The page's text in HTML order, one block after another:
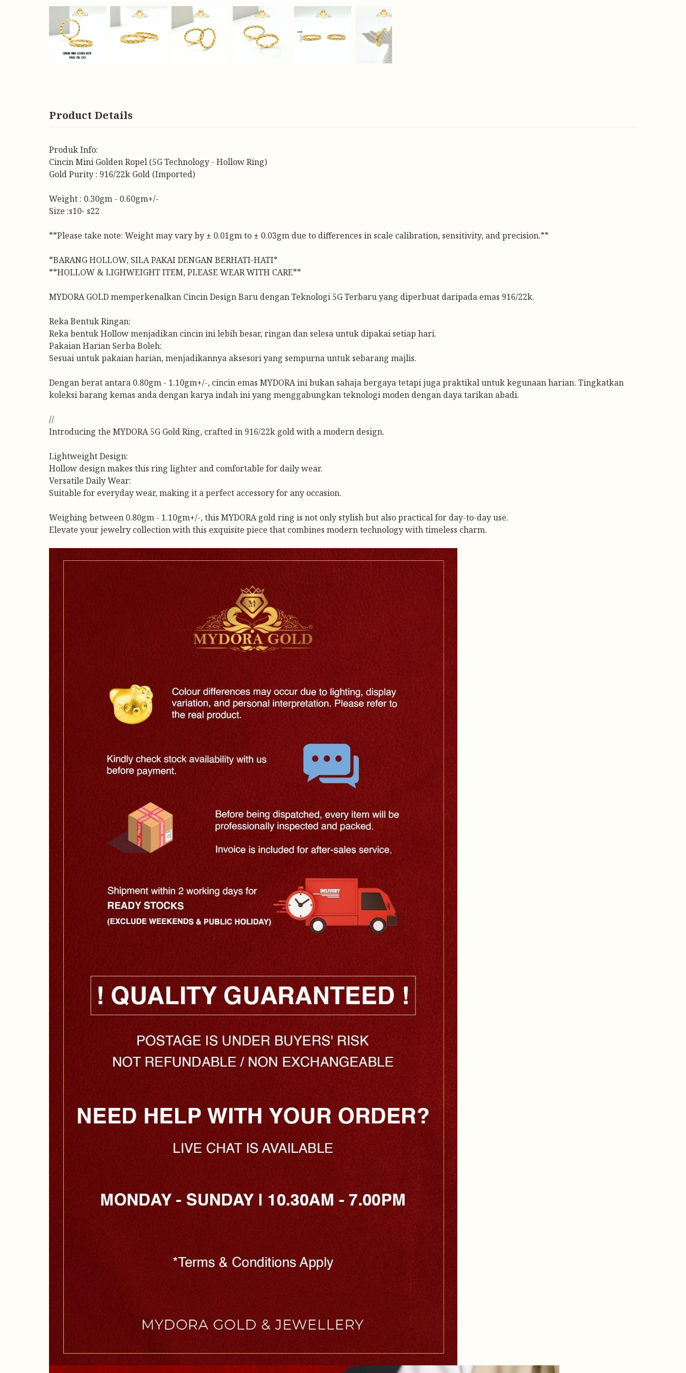
Product Details
Produk Info:
Cincin Mini Golden Ropel (5G Technology - Hollow Ring)
Gold Purity : 916/22k Gold (Imported)
Weight : 0.30gm - 0.60gm+/-
Size :s10- s22
**Please take note: Weight may vary by ± 0.01gm to ± 0.03gm due to differences in scale calibration, sensitivity, and precision.**
*BARANG HOLLOW, SILA PAKAI DENGAN BERHATI-HATI*
**HOLLOW & LIGHWEIGHT ITEM, PLEASE WEAR WITH CARE**
MYDORA GOLD memperkenalkan Cincin Design Baru dengan Teknologi 5G Terbaru yang diperbuat daripada emas 916/22k.
Reka Bentuk Ringan:
Reka bentuk Hollow menjadikan cincin ini lebih besar, ringan dan selesa untuk dipakai setiap hari.
Pakaian Harian Serba Boleh:
Sesuai untuk pakaian harian, menjadikannya aksesori yang sempurna untuk sebarang majlis.
Dengan berat antara 0.80gm - 1.10gm+/-, cincin emas MYDORA ini bukan sahaja bergaya tetapi juga praktikal untuk kegunaan harian. Tingkatkan
koleksi barang kemas anda dengan karya indah ini yang menggabungkan teknologi moden dengan daya tarikan abadi.
//
Introducing the MYDORA 5G Gold Ring, crafted in 916/22k gold with a modern design.
Lightweight Design:
Hollow design makes this ring lighter and comfortable for daily wear.
Versatile Daily Wear:
Suitable for everyday wear, making it a perfect accessory for any occasion.
Weighing between 0.80gm - 1.10gm+/-, this MYDORA gold ring is not only stylish but also practical for day-to-day use.
Elevate your jewelry collection with this exquisite piece that combines modern technology with timeless charm.